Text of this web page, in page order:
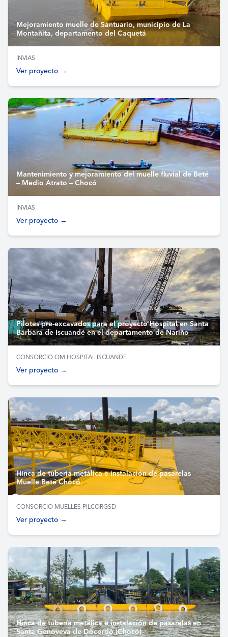
Mejoramiento muelle de Santuario, municipio de La
Montañita, departamento del Caquetá
INVIAS
Ver proyecto →
Mantenimiento y mejoramiento del muelle fluvial de Beté
– Medio Atrato – Chocó
INVIAS
Ver proyecto →
Pilotes pre-excavados para el proyecto Hospital en Santa
Bárbara de Iscuandé en el departamento de Nariño
CONSORCIO OM HOSPITAL ISCUANDE
Ver proyecto →
Hinca de tubería metálica e instalación de pasarelas
Muelle Beté Chocó
CONSORCIO MUELLES PILCORGSD
Ver proyecto →
Hinca de tubería metálica e instalación de pasarelas en
Santa Genoveva de Docordó (Chocó)